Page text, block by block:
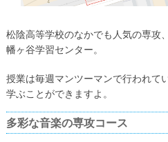
松陰高等学校のなかでも人気の専攻
幡ヶ谷学習センター。
授業は毎週マンツーマンで行われて
学ぶことができますよ。
多彩な音楽の専攻コース